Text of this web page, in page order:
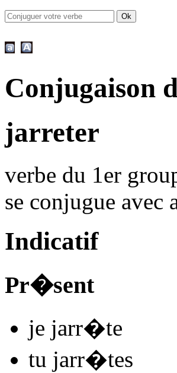
Conjugaison
jarreter
verbe du 1er
se conjugue avec
Indicatif
Pr�sent
je jarr�te
tu jarr�tes